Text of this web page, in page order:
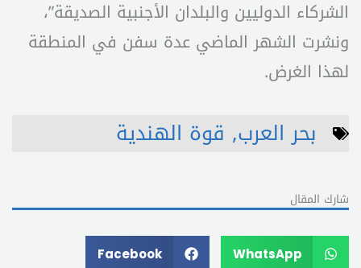
الشركاء الدوليين والبلدان الأجنبية الصديقة”،
ونشرت الشهر الماضي عدة سفن في المنطقة
لهذا الغرض.
بحر العرب, قوة الهندية
شارك المقال
WhatsApp
Facebook